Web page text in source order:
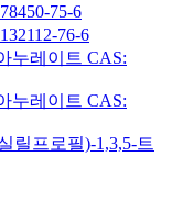
75-6
76-6
누레이트 CAS:
누레이트 CAS:
릴프로필)-1,3,5-트